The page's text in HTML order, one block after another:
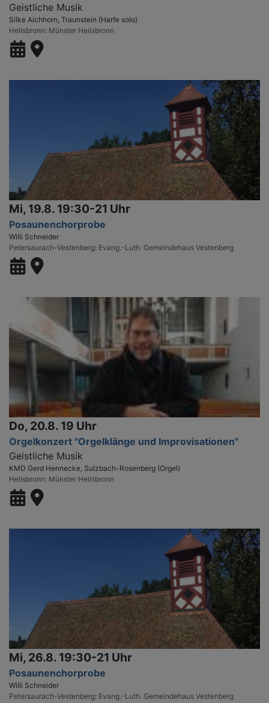
Geistliche Musik
Silke Aichhorn, Traunstein (Harfe solo)
Heilsbronn Münster Heilsbronn
Mi, 19.8. 19:30-21 Uhr
Posaunenchorprobe
Willi Schneider
Petersaurach-Vestenberg Evang.-Luth. Gemeindehaus Vestenberg
Do, 20.8. 19 Uhr
Orgelkonzert "Orgelklänge und Improvisationen"
Geistliche Musik
KMD Gerd Hennecke, Sulzbach-Rosenberg (Orgel)
Heilsbronn Münster Heilsbronn
Mi, 26.8. 19:30-21 Uhr
Posaunenchorprobe
Willi Schneider
Petersaurach-Vestenberg Evang.-Luth. Gemeindehaus Vestenberg